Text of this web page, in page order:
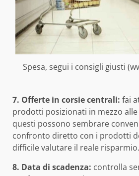
Spesa, segui i consigli giusti
7. Offerte in corsie centrali: fai
prodotti posizionati in mezzo alle
questi possono sembrare
confronto diretto con i prodotti
difficile valutare il reale risparmio.
8. Data di scadenza: controlla